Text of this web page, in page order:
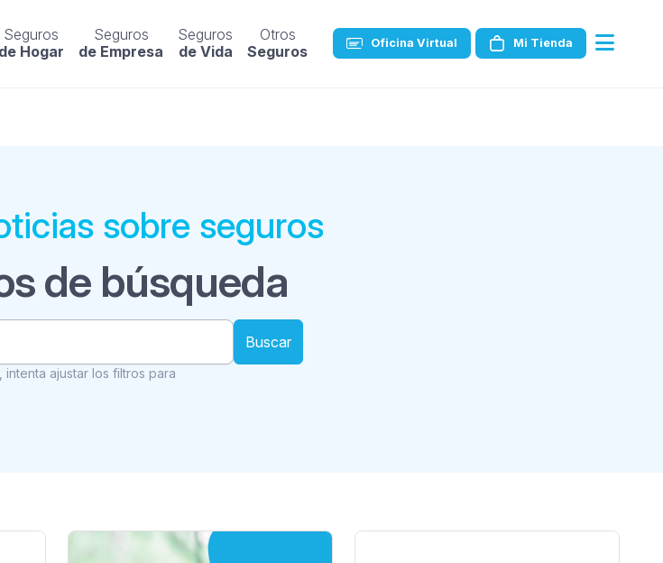
Seguros
de Hogar
Seguros
de Empresa
Seguros
de Vida
Otros
Seguros
Oficina Virtual Mi Tienda
sobre seguros
de búsqueda
Buscar
ajustar los filtros para